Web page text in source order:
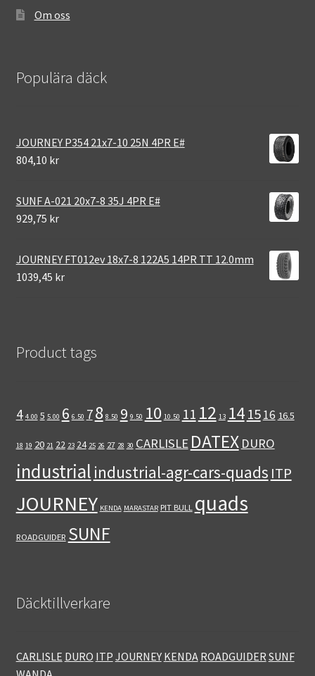
Om oss
Populära däck
JOURNEY P354 21x7-10 25N 4PR E#
804,10 kr
SUNF A-021 20x7-8 35J 4PR E#
929,75 kr
JOURNEY FT012ev 18x7-8 122A5 14PR TT 12.0mm
1039,45 kr
Product tags
4 4.00 5 5.00 6 6.50 78 8.50 9 9.50 10 10.50 11 12 13 14 1516 16.5
18 19 20 21 22 23 24 25 26 27 28 30 CARLISLE DATEX DURO
industrial industrial-agr-cars-quads ITP
JOURNEY KENDA MARASTAR PIT BULL quads
ROADGUIDER SUNF
Däcktillverkare
CARLISLE DURO ITP JOURNEY KENDA ROADGUIDER SUNF